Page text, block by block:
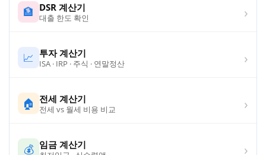
🏦 DSR 계산기
대출 한도 확인 ›
📈 투자 계산기
ISA · IRP · 주식 · 연말정산 ›
🏠 전세 계산기
전세 vs 월세 비용 비교 ›
💰 임금 계산기 ›